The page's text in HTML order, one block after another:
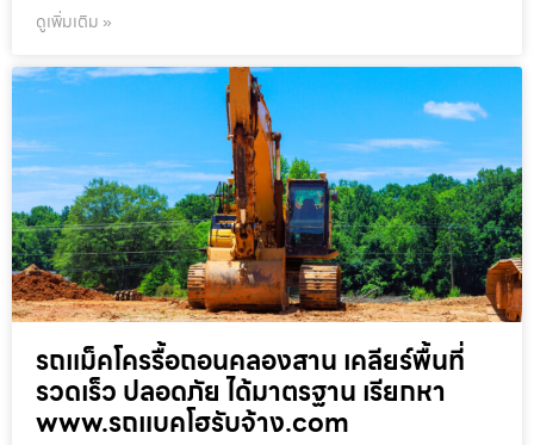
ดูเพิ่มเติม »
รถแม็คโครรื้อถอนคลองสาน เคลียร์พื้นที่
รวดเร็ว ปลอดภัย ได้มาตรฐาน เรียกหา
www.รถแบคโฮรับจ้าง.com